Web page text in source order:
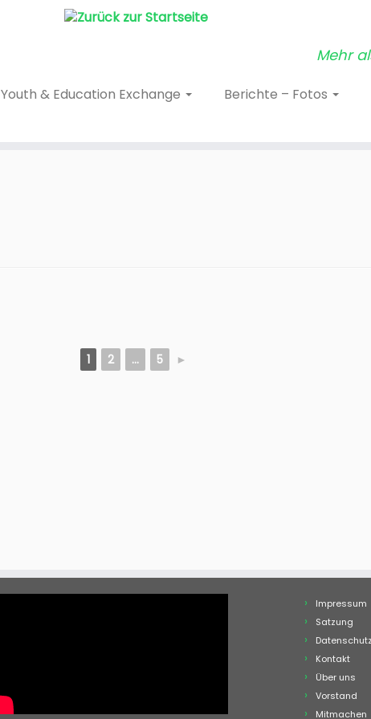
Mehr
Youth & Education Exchange Berichte – Fotos
1 2 ... 5 ►
Impressum
Satzung
Datenschutz
Kontakt
Über uns
Vorstand
Mitmachen